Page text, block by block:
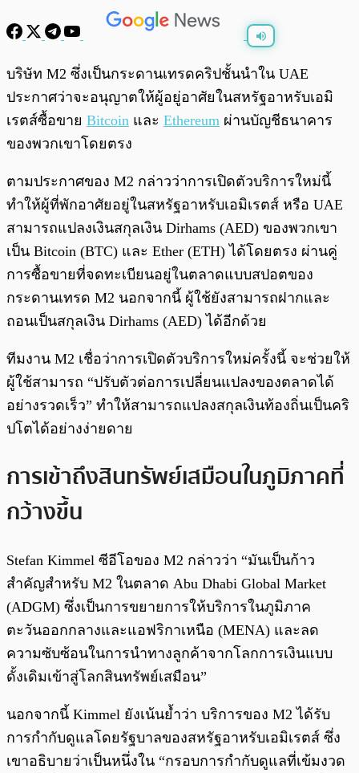
พร้อมเล่น
บริษัท M2 ซึ่งเป็นกระดานเทรดคริปชั้นนำใน UAE
ประกาศว่าจะอนุญาตให้ผู้อยู่อาศัยในสหรัฐอาหรับเอมิ
เรตส์ซื้อขาย Bitcoin และ Ethereum ผ่านบัญชีธนาคาร
ของพวกเขาโดยตรง
ตามประกาศของ M2 กล่าวว่าการเปิดตัวบริการใหม่นี้
ทำให้ผู้ที่พักอาศัยอยู่ในสหรัฐอาหรับเอมิเรตส์ หรือ UAE
สามารถแปลงเงินสกุลเงิน Dirhams (AED) ของพวกเขา
เป็น Bitcoin (BTC) และ Ether (ETH) ได้โดยตรง ผ่านคู่
การซื้อขายที่จดทะเบียนอยู่ในตลาดแบบสปอตของ
กระดานเทรด M2 นอกจากนี้ ผู้ใช้ยังสามารถฝากและ
ถอนเป็นสกุลเงิน Dirhams (AED) ได้อีกด้วย
ทีมงาน M2 เชื่อว่าการเปิดตัวบริการใหม่ครั้งนี้ จะช่วยให้
ผู้ใช้สามารถ “ปรับตัวต่อการเปลี่ยนแปลงของตลาดได้
อย่างรวดเร็ว” ทำให้สามารถแปลงสกุลเงินท้องถิ่นเป็นคริ
ปโตได้อย่างง่ายดาย
การเข้าถึงสินทรัพย์เสมือนในภูมิภาคที่
กว้างขึ้น
Stefan Kimmel ซีอีโอของ M2 กล่าวว่า “มันเป็นก้าว
สำคัญสำหรับ M2 ในตลาด Abu Dhabi Global Market
(ADGM) ซึ่งเป็นการขยายการให้บริการในภูมิภาค
ตะวันออกกลางและแอฟริกาเหนือ (MENA) และลด
ความซับซ้อนในการนำทางลูกค้าจากโลกการเงินแบบ
ดั้งเดิมเข้าสู่โลกสินทรัพย์เสมือน”
นอกจากนี้ Kimmel ยังเน้นย้ำว่า บริการของ M2 ได้รับ
การกำกับดูแลโดยรัฐบาลของสหรัฐอาหรับเอมิเรตส์ ซึ่ง
เขาอธิบายว่าเป็นหนึ่งใน “กรอบการกำกับดูแลที่เข้มงวด